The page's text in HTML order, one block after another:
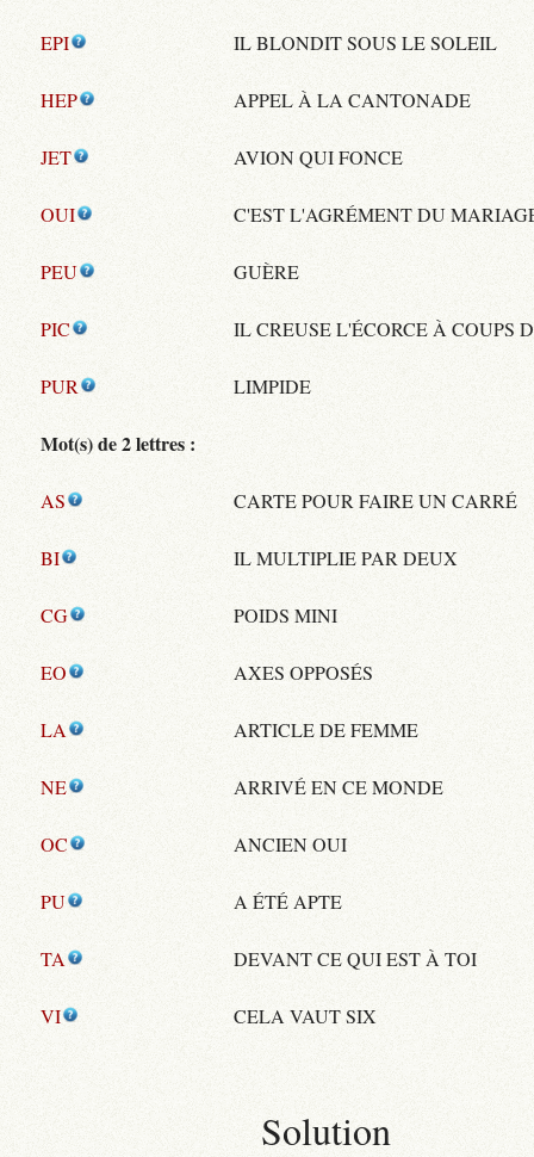
EPI IL BLONDIT SOUS LE SOLEIL
HEP APPEL À LA CANTONADE
JET AVION QUI FONCE
OUI C'EST L'AGRÉMENT DU
PEU GUÈRE
PIC IL CREUSE L'ÉCORCE À COUPS
PUR LIMPIDE
Mot(s) de 2 lettres :
AS CARTE POUR FAIRE UN CARRÉ
BI IL MULTIPLIE PAR DEUX
CG POIDS MINI
EO AXES OPPOSÉS
LA ARTICLE DE FEMME
NE ARRIVÉ EN CE MONDE
OC ANCIEN OUI
PU A ÉTÉ APTE
TA DEVANT CE QUI EST À TOI
VI CELA VAUT SIX
Solution